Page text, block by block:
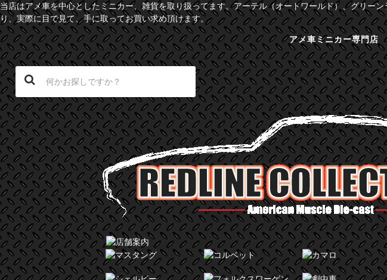
当店はアメ車を中心としたミニカー、雑貨を取り扱ってます。アーテル（オートワールド）、グリー
り、実際に目で見て、手に取ってお買い求め頂けます。
アメ車ミニカー専門店